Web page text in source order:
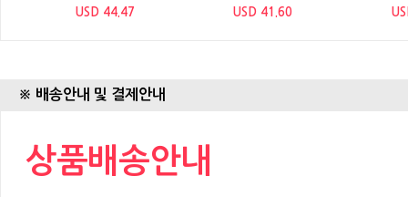
USD 44.47
USD 41.60
※ 배송안내 및 결제안내
상품배송안내